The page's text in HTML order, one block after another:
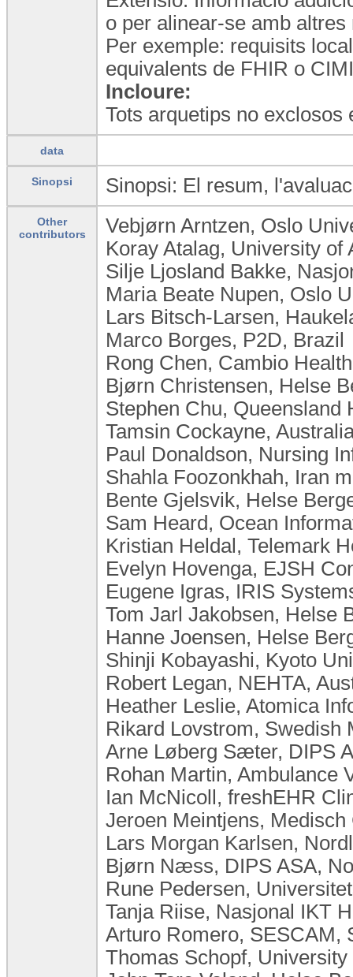
o per alinear-se amb
Per exemple: requisits
equivalents de FHIR o
Incloure:
Tots arquetips no exclosos
data
Sinopsi Sinopsi: El resum,
Other
contributors
Vebjørn Arntzen, Oslo
Koray Atalag, University of
Silje Ljosland Bakke,
Maria Beate Nupen, Oslo
Lars Bitsch-Larsen,
Marco Borges, P2D, Brazil
Rong Chen, Cambio
Bjørn Christensen, Helse
Stephen Chu, Queensland
Tamsin Cockayne,
Paul Donaldson, Nursing
Shahla Foozonkhah, Iran
Bente Gjelsvik, Helse
Sam Heard, Ocean
Kristian Heldal, Telemark
Evelyn Hovenga, EJSH
Eugene Igras, IRIS
Tom Jarl Jakobsen, Helse
Hanne Joensen, Helse
Shinji Kobayashi, Kyoto
Robert Legan, NEHTA,
Heather Leslie, Atomica
Rikard Lovstrom, Swedish
Arne Løberg Sæter, DIPS
Rohan Martin, Ambulance
Ian McNicoll, freshEHR
Jeroen Meintjens,
Lars Morgan Karlsen,
Bjørn Næss, DIPS ASA,
Rune Pedersen,
Tanja Riise, Nasjonal IKT
Arturo Romero, SESCAM,
Thomas Schopf,